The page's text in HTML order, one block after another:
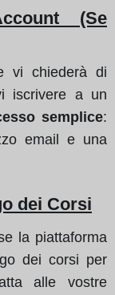
(Se
vi chiederà di
iscrivere a un
semplice:
email e una
dei Corsi
la piattaforma
dei corsi per
alle vostre